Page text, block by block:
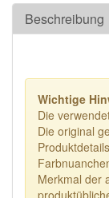
Beschreibung
Wichtige
Die
Die original
Merkmal der